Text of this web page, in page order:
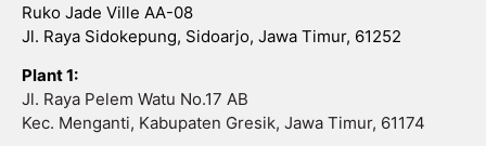
Ruko Jade Ville AA-08
Jl. Raya Sidokepung, Sidoarjo, Jawa Timur, 61252
Plant 1:
Jl. Raya Pelem Watu No.17 AB
Kec. Menganti, Kabupaten Gresik, Jawa Timur, 61174